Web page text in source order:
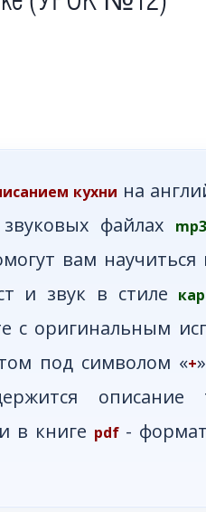
кухни на
файлах mp3
вам
и звук в стиле
с оригинальным
под символом «+
описание
в книге pdf -
подготовиться к TOEFL
вывожу ученика
уровня на уровень
общения, свободного
своих мыслей.
методах обучения.